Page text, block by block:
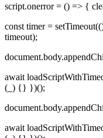
script.onerror = () => {
const timer =
timeout);
await
(_) {} })();
await